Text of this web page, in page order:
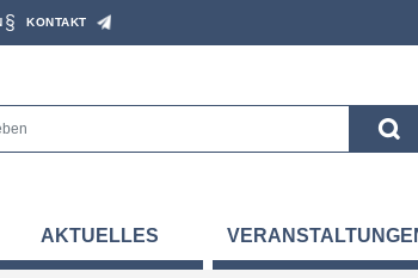
KONTAKT
AKTUELLES